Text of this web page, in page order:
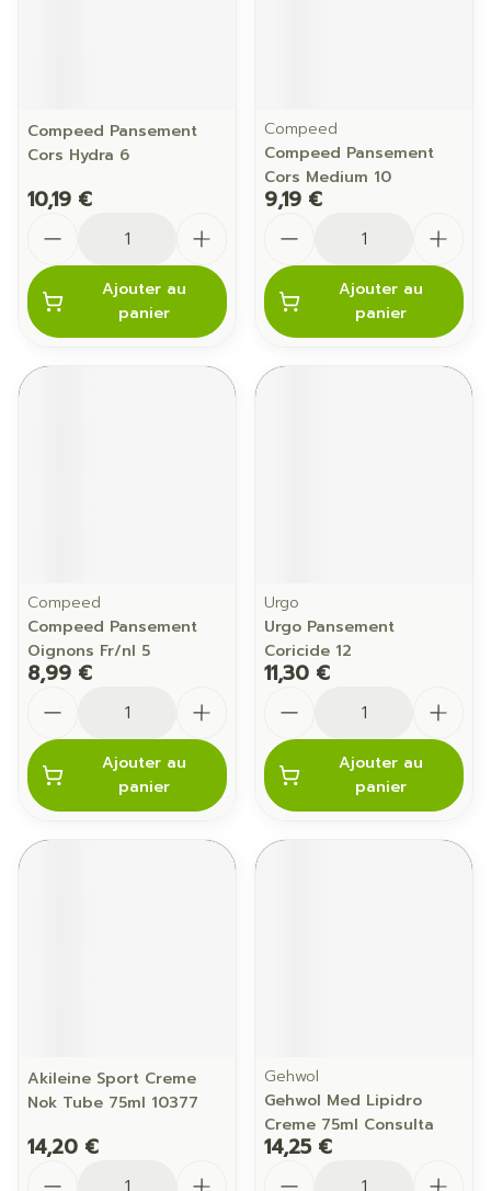
Compeed Pansement
Cors Hydra 6
10,19 €
Ajouter au
panier
Compeed
Compeed Pansement
Cors Medium 10
9,19 €
Ajouter au
panier
Compeed
Compeed Pansement
Oignons Fr/nl 5
8,99 €
Ajouter au
panier
Urgo
Urgo Pansement
Coricide 12
11,30 €
Ajouter au
panier
Akileine Sport Creme
Nok Tube 75ml 10377
14,20 €
Gehwol
Gehwol Med Lipidro
Creme 75ml Consulta
14,25 €